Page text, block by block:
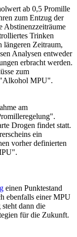
ab 0,5 Promille
zum Entzug der
Abstinenzzeiträume
Trinken
längeren Zeitraum,
Analysen entweder
erbracht werden.
zum
"Alkohol MPU".
am
Drogen findet statt.
ein
vorher definierten
einen Punktestand
ebenfalls einer MPU
dann die
für die Zukunft.